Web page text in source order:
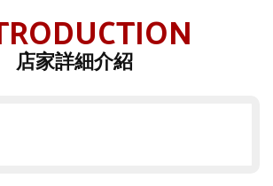
店家詳細介紹